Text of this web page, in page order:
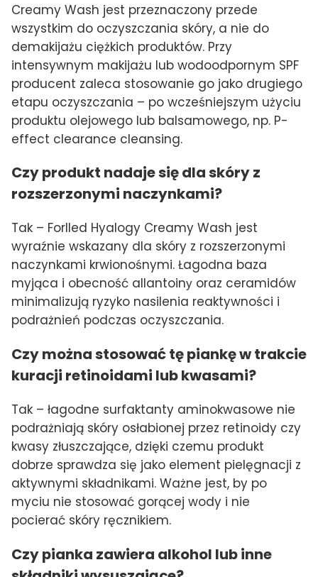
Creamy Wash jest przeznaczony przede
wszystkim do oczyszczania skóry, a nie do
demakijażu ciężkich produktów. Przy
intensywnym makijażu lub wodoodpornym SPF
producent zaleca stosowanie go jako drugiego
etapu oczyszczania – po wcześniejszym użyciu
produktu olejowego lub balsamowego, np. P-
effect clearance cleansing.
Czy produkt nadaje się dla skóry z
rozszerzonymi naczynkami?
Tak – Forlled Hyalogy Creamy Wash jest
wyraźnie wskazany dla skóry z rozszerzonymi
naczynkami krwionośnymi. Łagodna baza
myjąca i obecność allantoinу oraz ceramidów
minimalizują ryzyko nasilenia reaktywności i
podrażnień podczas oczyszczania.
Czy można stosować tę piankę w trakcie
kuracji retinoidami lub kwasami?
Tak – łagodne surfaktanty aminokwasowe nie
podrażniają skóry osłabionej przez retinoidy czy
kwasy złuszczające, dzięki czemu produkt
dobrze sprawdza się jako element pielęgnacji z
aktywnymi składnikami. Ważne jest, by po
myciu nie stosować gorącej wody i nie
pocierać skóry ręcznikiem.
Czy pianka zawiera alkohol lub inne